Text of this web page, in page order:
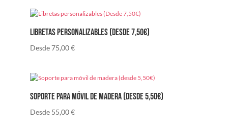
Libretas personalizables (Desde 7,50€)
Desde75,00€
Soporte para móvil de madera (desde 5,50€)
Desde 55,00€